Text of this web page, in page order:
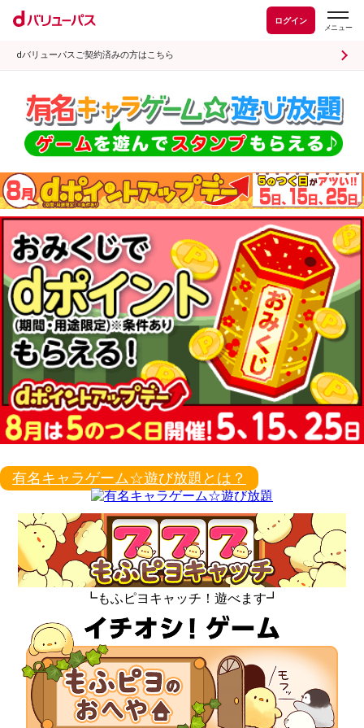
ログイン
dバリューパスご契約済みの方はこちら
有名キャラゲーム☆遊び放題とは？
┗もふピヨキャッチ！遊べます┛